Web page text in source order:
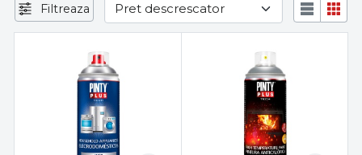
Filtreaza